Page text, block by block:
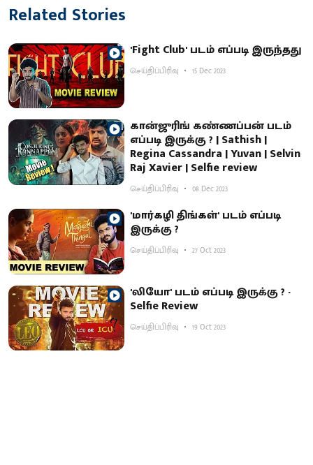
Related Stories
'Fight Club' படம் எப்படி இருந்தது
செய்திப்பிரிவு 15 Dec 2023
கான்ஜுரிங் கண்ணப்பன் படம்
எப்படி இருக்கு ? | Sathish |
Regina Cassandra | Yuvan | Selvin
Raj Xavier | Selfie review
செய்திப்பிரிவு 08 Dec 2023
'மார்கழி திங்கள்' படம் எப்படி
இருக்கு ?
செய்திப்பிரிவு 27 Oct 2023
'லியோ' படம் எப்படி இருக்கு ? -
Selfie Review
செய்திப்பிரிவு 19 Oct 2023